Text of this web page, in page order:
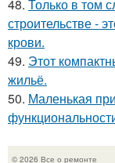
48. Только в том
строительстве -
крови.
49. Этот
жильё.
50. Маленькая
© 2026 Все о ремонте